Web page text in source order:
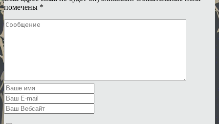
помечены *